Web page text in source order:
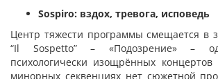
Sospiro: вздох, тревога, исповедь
Центр тяжести программы смещается в
“Il Sospetto” – «Подозрение» –
психологически изощрённых
минорных секвенциях нет сюжетной